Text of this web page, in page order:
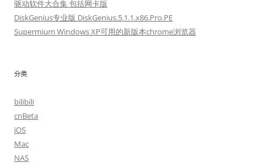
驱动软件大合集 包括网卡版
DiskGenius专业版 DiskGenius.5.1.1.x86.Pro.PE
Supermium Windows XP可用的新版本chrome浏览器
分类
bilibili
cnBeta
iOS
Mac
NAS